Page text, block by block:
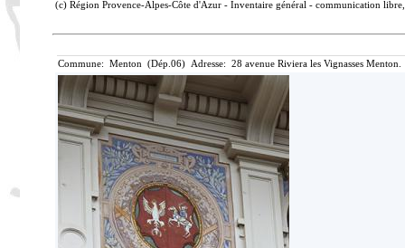
(c) Région Provence-Alpes-Côte d'Azur - Inventaire général - communication
Commune: Menton (Dép.06) Adresse: 28 avenue Riviera les Vignasses